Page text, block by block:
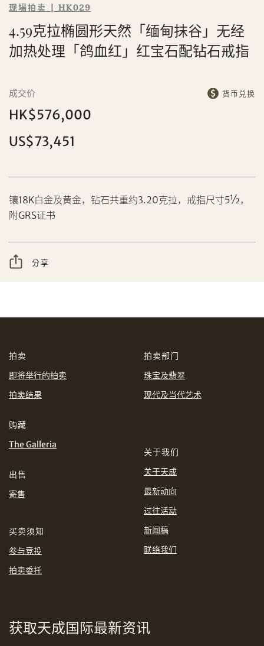
分享到WhatsApp
個人 公司
我已阅读并同意使用条款及私隐政策。
设定您的最高竞投价
现場拍卖 | HK029
4.59克拉椭圆形天然「缅甸抹谷」无经
加热处理「鸽血红」红宝石配钻石戒指
成交价 货币兑换
HK$576,000
US$73,451
镶18K白金及黄金，钻石共重约3.20克拉，戒指尺寸5½，
附GRS证书
分享
CNY
GBP
MYR
SGD
TWD
拍卖
即将举行的拍卖
拍卖结果
购藏
The Galleria
出售
寄售
买卖须知
参与竞投
拍卖委托
拍卖部门
珠宝及翡翠
现代及当代艺术
关于我们
关于天成
最新动向
过往活动
新闻稿
联络我们
获取天成国际最新资讯